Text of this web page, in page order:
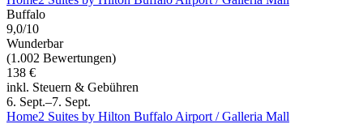
Buffalo
9,0/10
Wunderbar
(1.002 Bewertungen)
138 €
inkl. Steuern & Gebühren
6. Sept.–7. Sept.
Home2 Suites by Hilton Buffalo Airport / Galleria Mall